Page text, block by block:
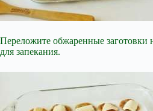
Переложите обжаренные заготовки
для запекания.